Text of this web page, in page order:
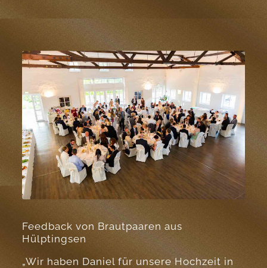
Feedback von Brautpaaren aus
Hülptingsen
„Wir haben Daniel für unsere Hochzeit in